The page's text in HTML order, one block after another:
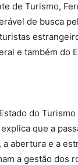
de Turismo,
de busca
e também do
do
que a
abertura e a
a gestão dos